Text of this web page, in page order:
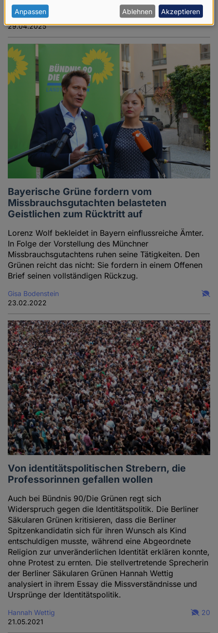
Red.
29.04.2025
Bayerische Grüne fordern vom
Missbrauchsgutachten belasteten
Geistlichen zum Rücktritt auf
Lorenz Wolf bekleidet in Bayern einflussreiche Ämter.
In Folge der Vorstellung des Münchner
Missbrauchsgutachtens ruhen seine Tätigkeiten. Den
Grünen reicht das nicht: Sie fordern in einem Offenen
Brief seinen vollständigen Rückzug.
Gisa Bodenstein
23.02.2022
Von identitätspolitischen Strebern, die
Professorinnen gefallen wollen
Auch bei Bündnis 90/Die Grünen regt sich
Widerspruch gegen die Identitätspolitik. Die Berliner
Säkularen Grünen kritisieren, dass die Berliner
Spitzenkandidatin sich für ihren Wunsch als Kind
entschuldigen musste, während eine Abgeordnete
Religion zur unveränderlichen Identität erklären konnte,
ohne Protest zu ernten. Die stellvertretende Sprecherin
der Berliner Säkularen Grünen Hannah Wettig
analysiert in ihrem Essay die Missverständnisse und
Ursprünge der Identitätspolitik.
Hannah Wettig
21.05.2021
20
personenbezogenen
Daten
und
Cookies
Anpassen Ablehnen Akzeptieren